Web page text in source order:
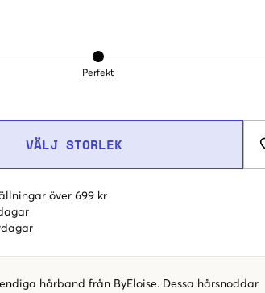
Perfekt
VÄLJ STORLEK
över 699 kr
hårband från ByEloise. Dessa hårsnoddar